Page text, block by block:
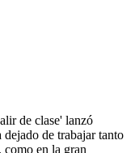
de clase' lanzó
dejado de trabajar tanto
como en la gran